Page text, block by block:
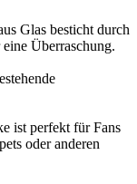
Glas besticht durch
Überraschung.
ist perfekt für Fans
oder anderen